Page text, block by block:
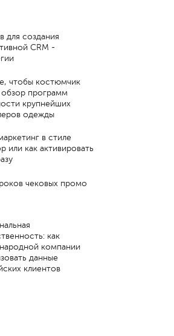
для создания
CRM -
чтобы костюмчик
обзор программ
крупнейших
одежды
в стиле
или как активировать
чековых промо
как
компании
данные
клиентов